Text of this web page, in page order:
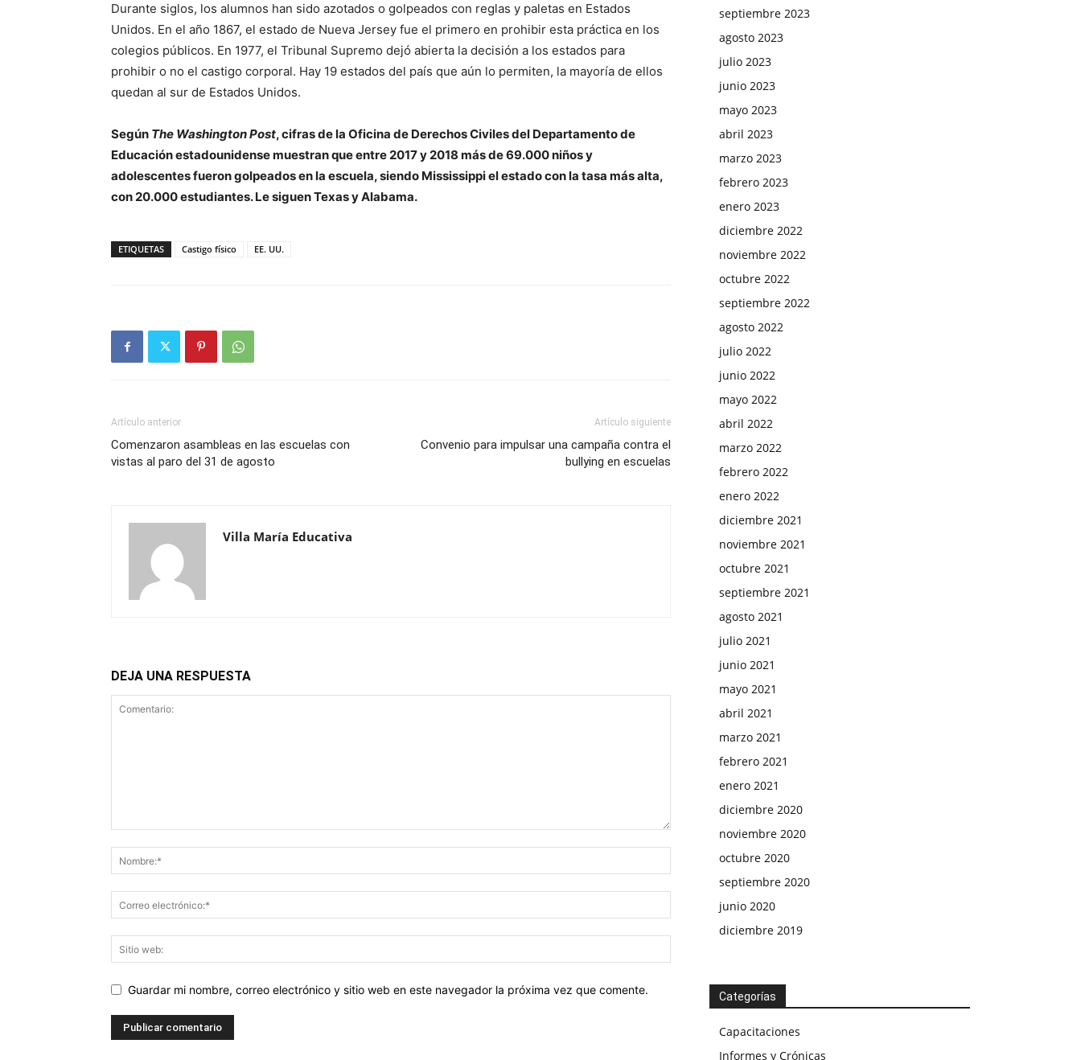
Durante siglos, los alumnos han sido azotados o golpeados con reglas y paletas en Estados
Unidos. En el año 1867, el estado de Nueva Jersey fue el primero en prohibir esta práctica en los
colegios públicos. En 1977, el Tribunal Supremo dejó abierta la decisión a los estados para
prohibir o no el castigo corporal. Hay 19 estados del país que aún lo permiten, la mayoría de ellos
quedan al sur de Estados Unidos.
Según The Washington Post, cifras de la Oficina de Derechos Civiles del Departamento de
Educación estadounidense muestran que entre 2017 y 2018 más de 69.000 niños y
adolescentes fueron golpeados en la escuela, siendo Mississippi el estado con la tasa más alta,
con 20.000 estudiantes. Le siguen Texas y Alabama.
ETIQUETAS Castigo físico EE. UU.
Artículo anterior
Comenzaron asambleas en las escuelas con
vistas al paro del 31 de agosto
Artículo siguiente
Convenio para impulsar una campaña contra el
bullying en escuelas
Villa María Educativa
DEJA UNA RESPUESTA
Guardar mi nombre, correo electrónico y sitio web en este navegador la próxima vez que comente.
septiembre 2023
agosto 2023
julio 2023
junio 2023
mayo 2023
abril 2023
marzo 2023
febrero 2023
enero 2023
diciembre 2022
noviembre 2022
octubre 2022
septiembre 2022
agosto 2022
julio 2022
junio 2022
mayo 2022
abril 2022
marzo 2022
febrero 2022
enero 2022
diciembre 2021
noviembre 2021
octubre 2021
septiembre 2021
agosto 2021
julio 2021
junio 2021
mayo 2021
abril 2021
marzo 2021
febrero 2021
enero 2021
diciembre 2020
noviembre 2020
octubre 2020
septiembre 2020
junio 2020
diciembre 2019
Categorías
Capacitaciones
Informes y Crónicas